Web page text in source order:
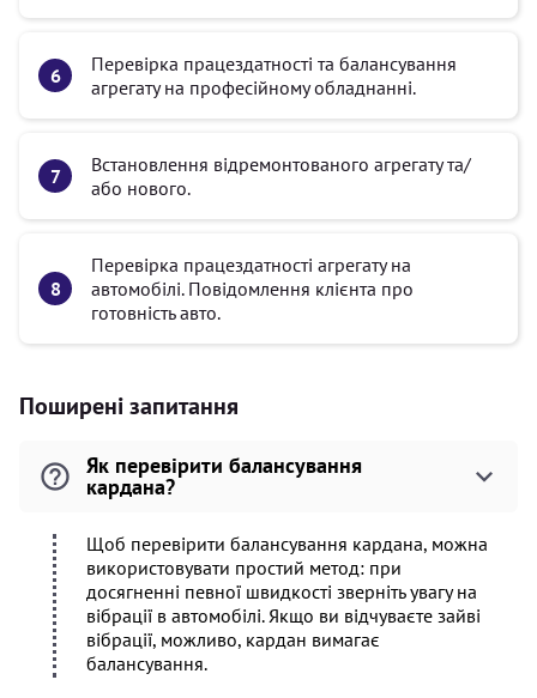
Перевірка працездатності та балансування
агрегату на професійному обладнанні.
Встановлення відремонтованого агрегату та/
або нового.
Перевірка працездатності агрегату на
автомобілі. Повідомлення клієнта про
готовність авто.
Поширені запитання
Як перевірити балансування
кардана?
Щоб перевірити балансування кардана, можна
використовувати простий метод: при
досягненні певної швидкості зверніть увагу на
вібрації в автомобілі. Якщо ви відчуваєте зайві
вібрації, можливо, кардан вимагає
балансування.